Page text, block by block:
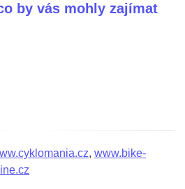
by vás mohly zajímat
, www.bike-